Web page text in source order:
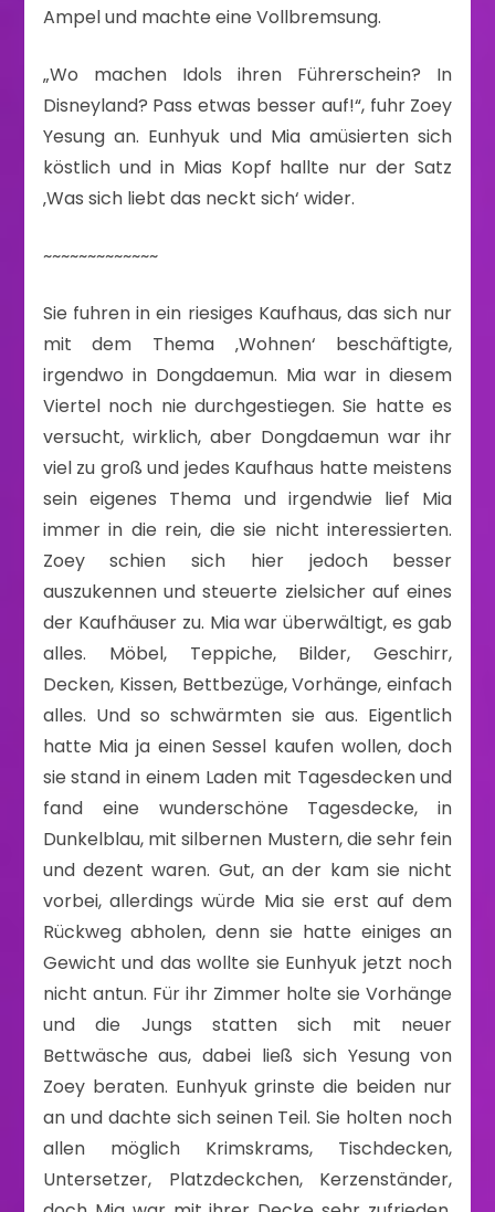
Ampel und machte eine Vollbremsung.
„Wo machen Idols ihren Führerschein? In
Disneyland? Pass etwas besser auf!“, fuhr Zoey
Yesung an. Eunhyuk und Mia amüsierten sich
köstlich und in Mias Kopf hallte nur der Satz
‚Was sich liebt das neckt sich‘ wider.
~~~~~~~~~~~~~
Sie fuhren in ein riesiges Kaufhaus, das sich nur
mit dem Thema ‚Wohnen‘ beschäftigte,
irgendwo in Dongdaemun. Mia war in diesem
Viertel noch nie durchgestiegen. Sie hatte es
versucht, wirklich, aber Dongdaemun war ihr
viel zu groß und jedes Kaufhaus hatte meistens
sein eigenes Thema und irgendwie lief Mia
immer in die rein, die sie nicht interessierten.
Zoey schien sich hier jedoch besser
auszukennen und steuerte zielsicher auf eines
der Kaufhäuser zu. Mia war überwältigt, es gab
alles. Möbel, Teppiche, Bilder, Geschirr,
Decken, Kissen, Bettbezüge, Vorhänge, einfach
alles. Und so schwärmten sie aus. Eigentlich
hatte Mia ja einen Sessel kaufen wollen, doch
sie stand in einem Laden mit Tagesdecken und
fand eine wunderschöne Tagesdecke, in
Dunkelblau, mit silbernen Mustern, die sehr fein
und dezent waren. Gut, an der kam sie nicht
vorbei, allerdings würde Mia sie erst auf dem
Rückweg abholen, denn sie hatte einiges an
Gewicht und das wollte sie Eunhyuk jetzt noch
nicht antun. Für ihr Zimmer holte sie Vorhänge
und die Jungs statten sich mit neuer
Bettwäsche aus, dabei ließ sich Yesung von
Zoey beraten. Eunhyuk grinste die beiden nur
an und dachte sich seinen Teil. Sie holten noch
allen möglich Krimskrams, Tischdecken,
Untersetzer, Platzdeckchen, Kerzenständer,